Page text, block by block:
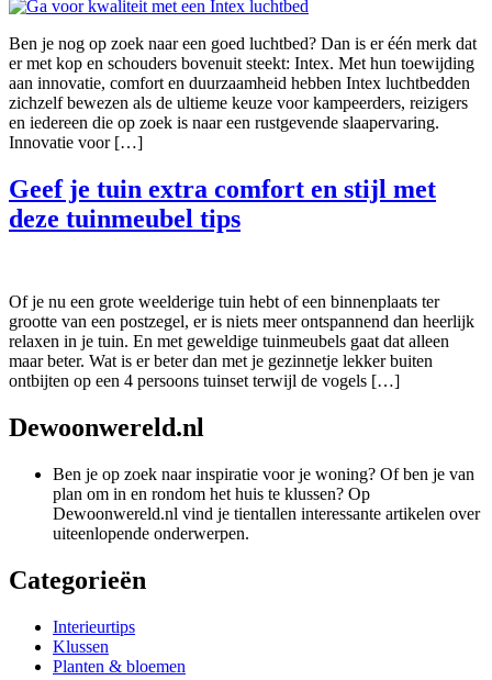
Ben je nog op zoek naar een goed luchtbed? Dan is er één merk dat
er met kop en schouders bovenuit steekt: Intex. Met hun toewijding
aan innovatie, comfort en duurzaamheid hebben Intex luchtbedden
zichzelf bewezen als de ultieme keuze voor kampeerders, reizigers
en iedereen die op zoek is naar een rustgevende slaapervaring.
Innovatie voor […]
Geef je tuin extra comfort en stijl met
deze tuinmeubel tips
Of je nu een grote weelderige tuin hebt of een binnenplaats ter
grootte van een postzegel, er is niets meer ontspannend dan heerlijk
relaxen in je tuin. En met geweldige tuinmeubels gaat dat alleen
maar beter. Wat is er beter dan met je gezinnetje lekker buiten
ontbijten op een 4 persoons tuinset terwijl de vogels […]
Dewoonwereld.nl
Ben je op zoek naar inspiratie voor je woning? Of ben je van
plan om in en rondom het huis te klussen? Op
Dewoonwereld.nl vind je tientallen interessante artikelen over
uiteenlopende onderwerpen.
Categorieën
Interieurtips
Klussen
Planten & bloemen